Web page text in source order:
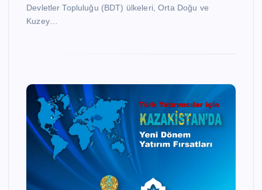
Devletler Topluluğu (BDT) ülkeleri, Orta Doğu ve
Kuzey…